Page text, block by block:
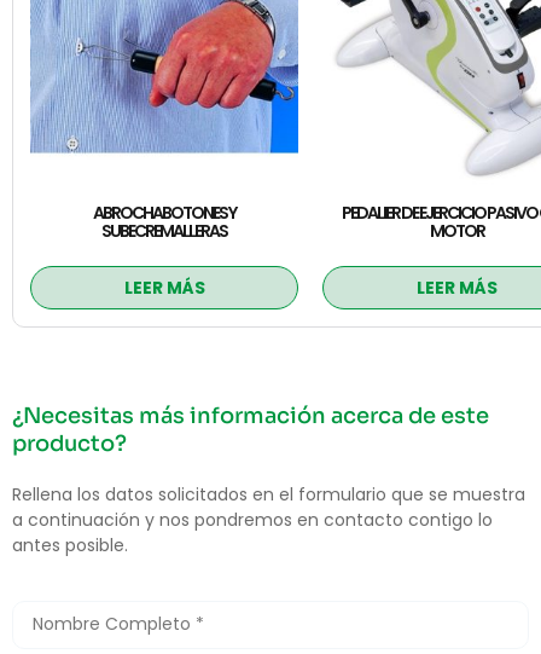
ABROCHABOTONES Y
SUBECREMALLERAS
LEER MÁS
PEDALIER DE EJERCICIO
MOTOR
LEER MÁS
¿Necesitas más información acerca de este
producto?
Rellena los datos solicitados en el formulario que se muestra
a continuación y nos pondremos en contacto contigo lo
antes posible.